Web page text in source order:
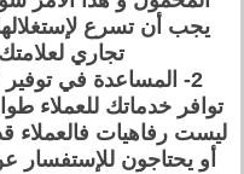
يجب أن تسرع
تجاري
2- المساعدة في توفير إحتياجات العميل في أي وقت
توافر خدماتك للعملاء
ليست رفاهيات
أو يحتاجون